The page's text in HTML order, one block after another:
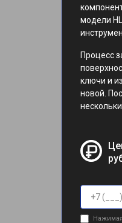
модели
Процесс
ключи и
новой.